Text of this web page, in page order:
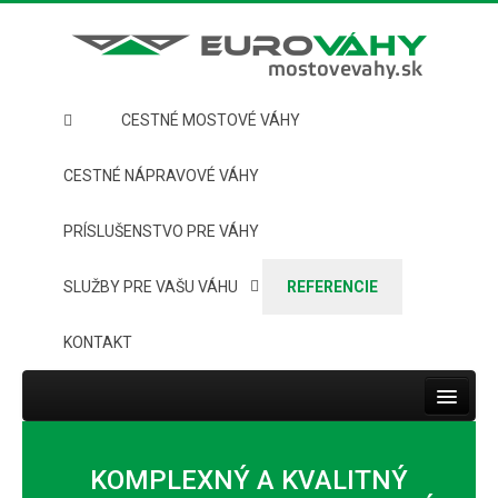
CESTNÉ MOSTOVÉ VÁHY
CESTNÉ NÁPRAVOVÉ VÁHY
PRÍSLUŠENSTVO PRE VÁHY
SLUŽBY PRE VAŠU VÁHU REFERENCIE
KONTAKT
Toggle
CESTNÉ MOSTOVÉ VÁHY
KOMPLEXNÝ A KVALITNÝ